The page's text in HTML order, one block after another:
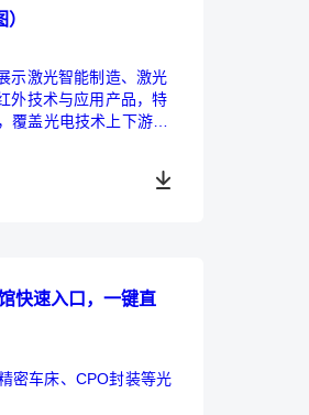
示激光智能制造、激光
外技术与应用产品，特
盖光电技术上下游产
快速入口，一键直
密车床、CPO封装等光